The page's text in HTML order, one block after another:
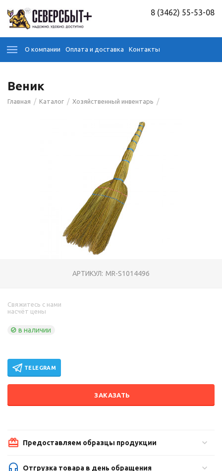
8 (3462) 55-53-08
О компании Оплата и доставка Контакты
Веник
Главная / Каталог / Хозяйственный инвентарь /
АРТИКУЛ: MR-S1014496
Свяжитесь с нами
насчёт цены
в наличии
TELEGRAM
ЗАКАЗАТЬ
Предоставляем образцы продукции
Отгрузка товара в день обращения